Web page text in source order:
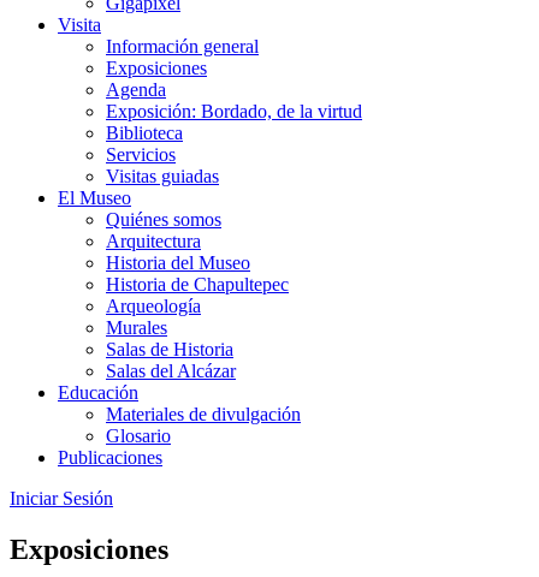
Visita
Información general
Exposiciones
Agenda
Exposición: Bordado, de la virtud
Biblioteca
Servicios
Visitas guiadas
El Museo
Quiénes somos
Arquitectura
Historia del Museo
Historia de Chapultepec
Arqueología
Murales
Salas de Historia
Salas del Alcázar
Educación
Materiales de divulgación
Glosario
Publicaciones
Iniciar Sesión
Exposiciones